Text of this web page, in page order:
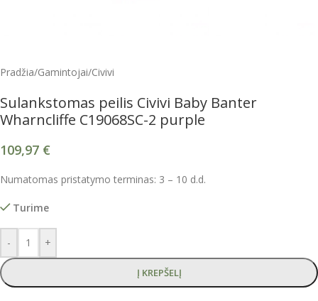
Pradžia/Gamintojai/Civivi
Sulankstomas peilis Civivi Baby Banter
Wharncliffe C19068SC-2 purple
109,97 €
Numatomas pristatymo terminas: 3 – 10 d.d.
Turime
- +
Į KREPŠELĮ